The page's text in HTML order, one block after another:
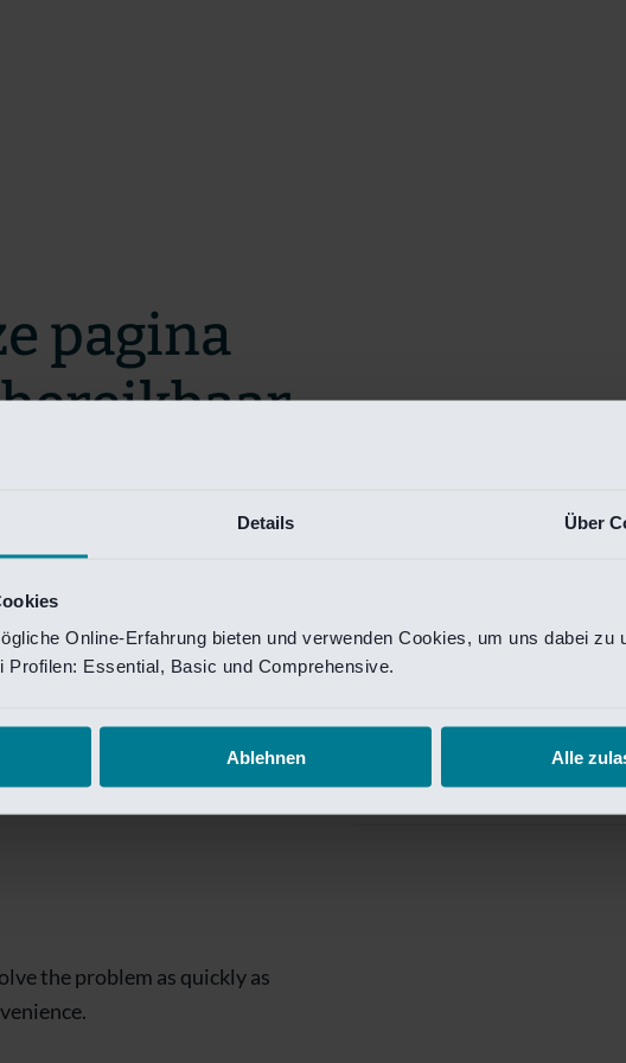
Details Über
Online-Erfahrung bieten und verwenden Cookies, um uns dabei zu
Profilen: Essential, Basic und Comprehensive.
Ablehnen Alle
Investment Management
Van Lanschot Kempen
pagina
zo snel mogelijk te verhelpen.
te krijgen.
is
the problem as quickly as